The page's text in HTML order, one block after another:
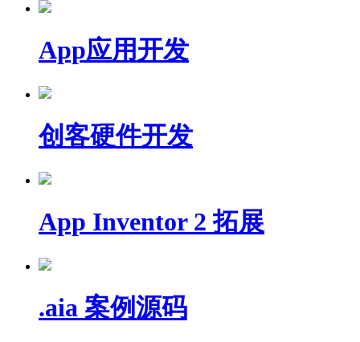
App应用开发
创客硬件开发
App Inventor 2 拓展
.aia 案例源码